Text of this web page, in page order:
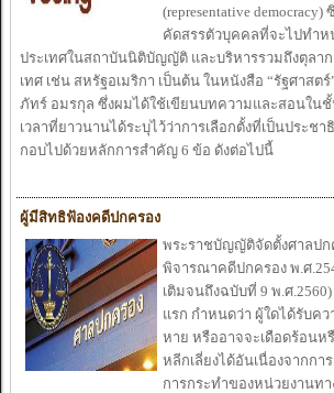
(representative democracy)
คัดสรรตัวบุคคลที่จะไปทำห
ประเทศในสถาบันนิติบัญญัติ และบริหารรวมถึงตุลา
เทศ เช่น สหรัฐอเมริกา เป็นต้น ในหนังสือ “รัฐศาสตร์
ภัทร์ อมรกุล ซึ่งผมได้ใช้เขียนบทความและสอนใน
เวลาที่ยาวนานได้ระบุไว้ว่าการเลือกตั้งที่เป็นประชา
กอบไปด้วยหลักการสำคัญ 6 ข้อ ดังต่อไปนี้
ผู้มีสิทธิฟ้องคดีปกครอง
พระราชบัญญัติจัดตั้งศาลปก
พิจารณาคดีปกครอง พ.ศ
เติมจนถึงฉบับที่ 9 พ.ศ
แรก กำหนดว่า ผู้ใดได้รับคว
หาย หรืออาจจะเดือดร้อนห
หลีกเลี่ยงได้อันเนื่องจากกา
การกระทำของหน่วยงานทา